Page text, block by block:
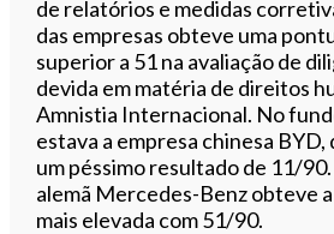
de relatórios e medidas
das empresas obteve uma
superior a 51 na avaliação de
devida em matéria de direitos
Amnistia Internacional. No
estava a empresa chinesa
um péssimo resultado de 11/
alemã Mercedes-Benz obteve
mais elevada com 51/90.